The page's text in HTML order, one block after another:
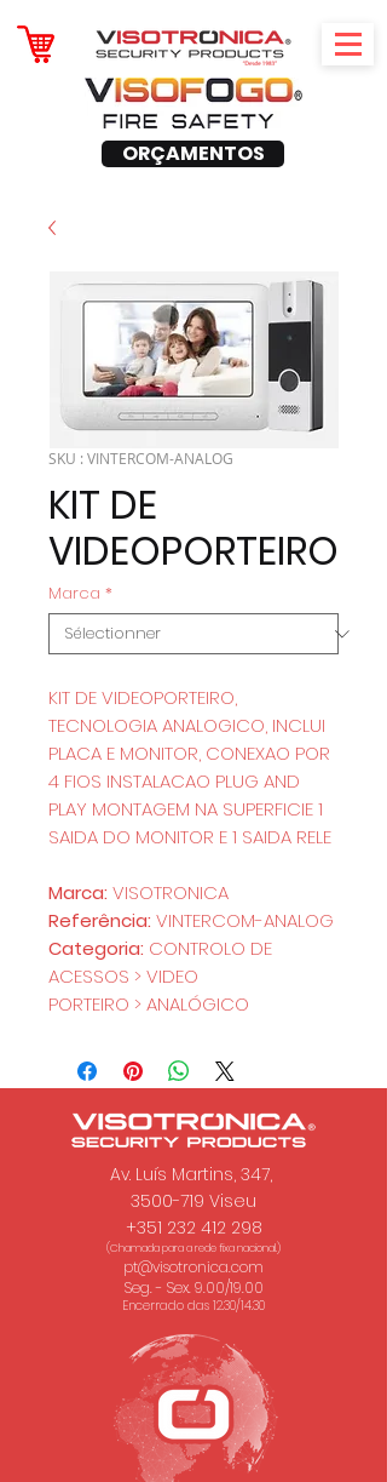
ORÇAMENTOS
SKU : VINTERCOM-ANALOG
KIT DE
VIDEOPORTEIRO
Marca *
KIT DE VIDEOPORTEIRO,
TECNOLOGIA ANALOGICO, INCLUI
PLACA E MONITOR, CONEXAO POR
4 FIOS INSTALACAO PLUG AND
PLAY MONTAGEM NA SUPERFICIE 1
SAIDA DO MONITOR E 1 SAIDA RELE
Marca: VISOTRONICA
Referência: VINTERCOM-ANALOG
Categoria: CONTROLO DE
ACESSOS > VIDEO
PORTEIRO > ANALÓGICO
Av. Luís Martins, 347,
3500-719 Viseu
+351 232 412 298
(Chamada para a rede fixa nacional.)
pt@visotronica.com
Seg. - Sex. 9.00/19.00
Encerrado das 12.30/14.30